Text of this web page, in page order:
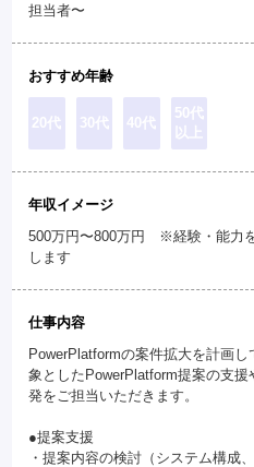
担当者〜
おすすめ年齢
20代 30代 40代
50代
以上
年収イメージ
500万円〜800万円 ※経験・能力
します
仕事内容
PowerPlatformの案件拡大を計画
象としたPowerPlatform提案の支
発をご担当いただきます。
●提案支援
・提案内容の検討（システム構成